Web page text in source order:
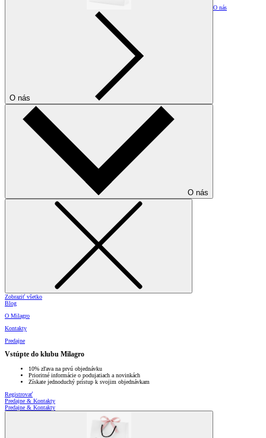
O nás
O nás
O nás
Zobraziť všetko
Blog
O Milagro
Kontakty
Predajne
Vstúpte do klubu Milagro
10% zľava na prvú objednávku
Prioritné informácie o podujatiach a novinkách
Získate jednoduchý prístup k svojim objednávkam
Registrovať
Predajne & Kontakty
Predajne & Kontakty